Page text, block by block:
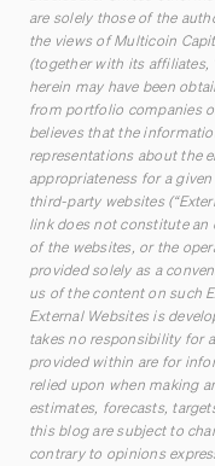
are solely those of the
the views of Multicoin
(together with its affiliates,
herein may have been
from portfolio companies
believes that the
representations about the
appropriateness for a
third-party websites
link does not constitute
of the websites, or the
provided solely as a
us of the content on such
External Websites is
takes no responsibility for
provided within are for
relied upon when making
estimates, forecasts,
this blog are subject to
contrary to opinions